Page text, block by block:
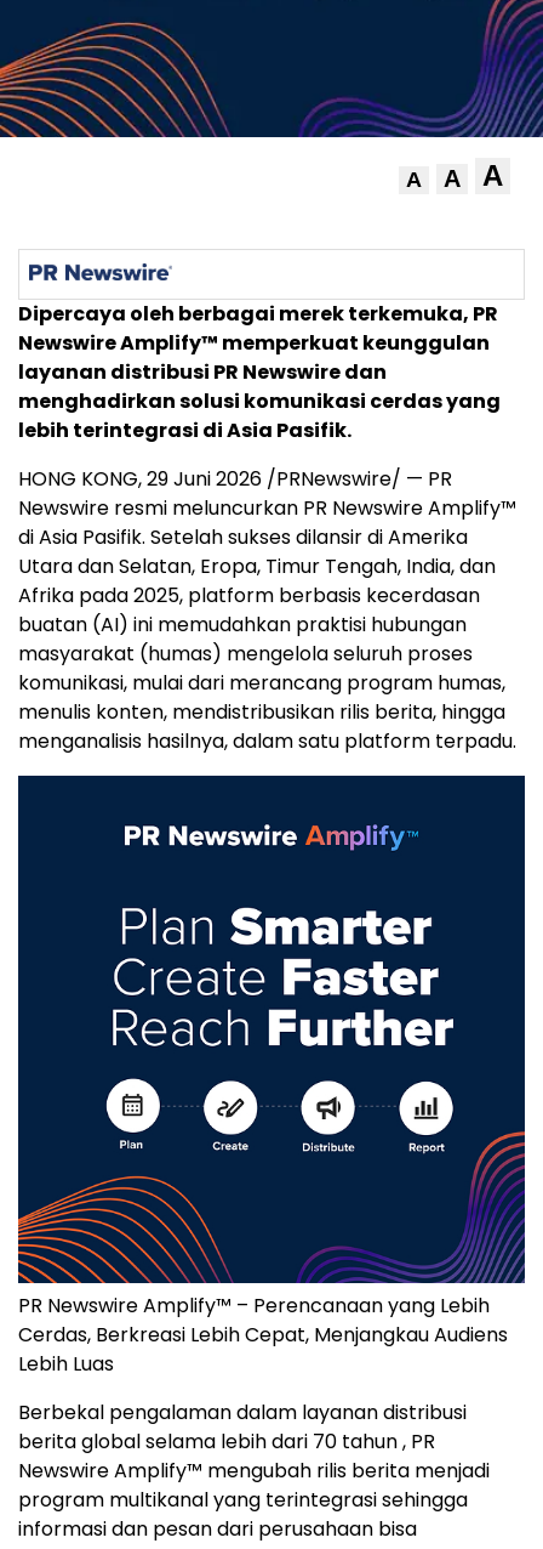
A A A
Dipercaya oleh berbagai merek terkemuka, PR
Newswire Amplify™ memperkuat keunggulan
layanan distribusi PR Newswire dan
menghadirkan solusi komunikasi cerdas yang
lebih terintegrasi di Asia Pasifik.
HONG KONG, 29 Juni 2026 /PRNewswire/ — PR
Newswire resmi meluncurkan PR Newswire Amplify™
di Asia Pasifik. Setelah sukses dilansir di Amerika
Utara dan Selatan, Eropa, Timur Tengah, India, dan
Afrika pada 2025, platform berbasis kecerdasan
buatan (AI) ini memudahkan praktisi hubungan
masyarakat (humas) mengelola seluruh proses
komunikasi, mulai dari merancang program humas,
menulis konten, mendistribusikan rilis berita, hingga
menganalisis hasilnya, dalam satu platform terpadu.
PR Newswire Amplify™ – Perencanaan yang Lebih
Cerdas, Berkreasi Lebih Cepat, Menjangkau Audiens
Lebih Luas
Berbekal pengalaman dalam layanan distribusi
berita global selama lebih dari 70 tahun , PR
Newswire Amplify™ mengubah rilis berita menjadi
program multikanal yang terintegrasi sehingga
informasi dan pesan dari perusahaan bisa